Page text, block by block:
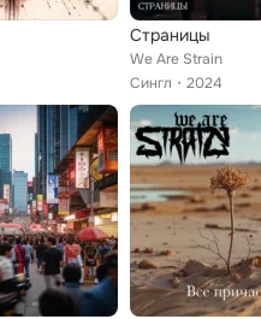
Страницы
We Are Strain
Сингл
2024